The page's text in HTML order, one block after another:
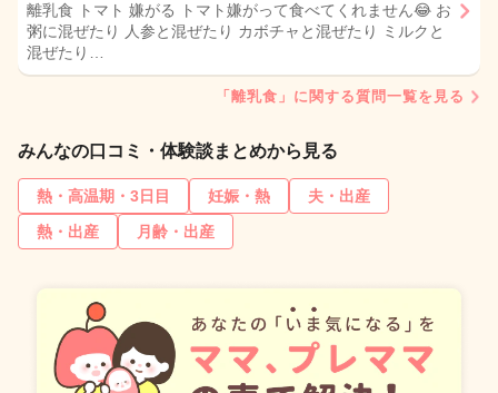
離乳食 トマト 嫌がる トマト嫌がって食べてくれません😂 お
粥に混ぜたり 人参と混ぜたり カボチャと混ぜたり ミルクと
混ぜたり…
「離乳食」に関する質問一覧を見る
みんなの口コミ・体験談まとめから見る
熱・高温期・3日目 妊娠・熱
夫・出産
熱・出産
月齢・出産